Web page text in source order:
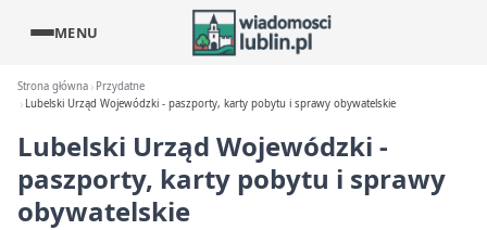
MENU
Strona główna
Przydatne
Lubelski Urząd Wojewódzki - paszporty, karty pobytu i sprawy obywatelskie
Lubelski Urząd Wojewódzki -
paszporty, karty pobytu i sprawy
obywatelskie